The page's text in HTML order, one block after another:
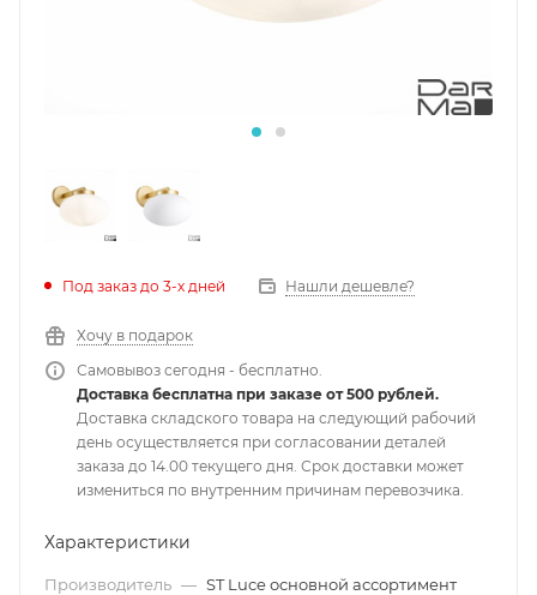
Под заказ до 3-х дней Нашли дешевле?
Хочу в подарок
Самовывоз сегодня - бесплатно.
Доставка бесплатна при заказе от 500 рублей.
Доставка складского товара на следующий рабочий
день осуществляется при согласовании деталей
заказа до 14.00 текущего дня. Срок доставки может
измениться по внутренним причинам перевозчика.
Характеристики
Производитель — ST Luce основной ассортимент